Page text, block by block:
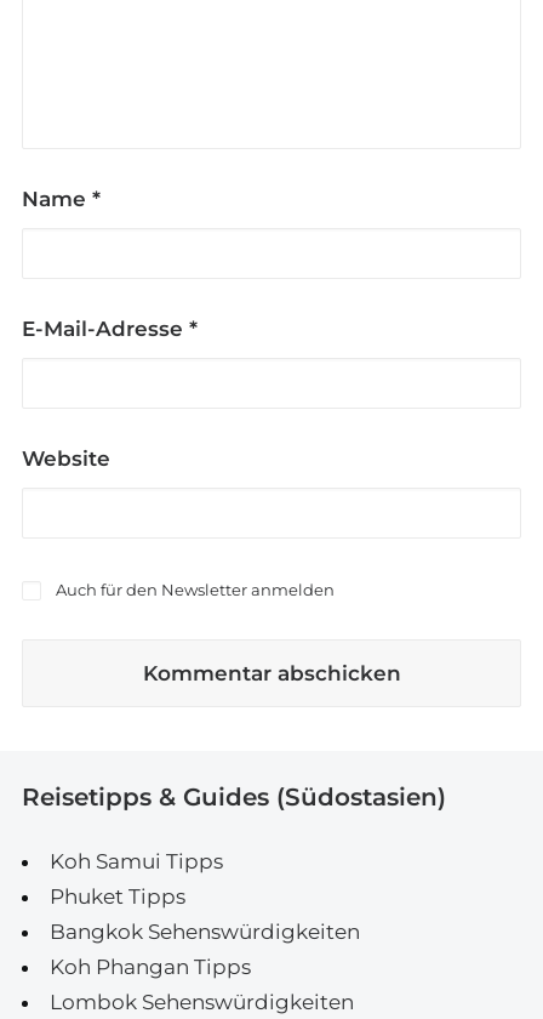
Name *
E-Mail-Adresse *
Website
Auch für den Newsletter anmelden
Reisetipps & Guides (Südostasien)
Koh Samui Tipps
Phuket Tipps
Bangkok Sehenswürdigkeiten
Koh Phangan Tipps
Lombok Sehenswürdigkeiten